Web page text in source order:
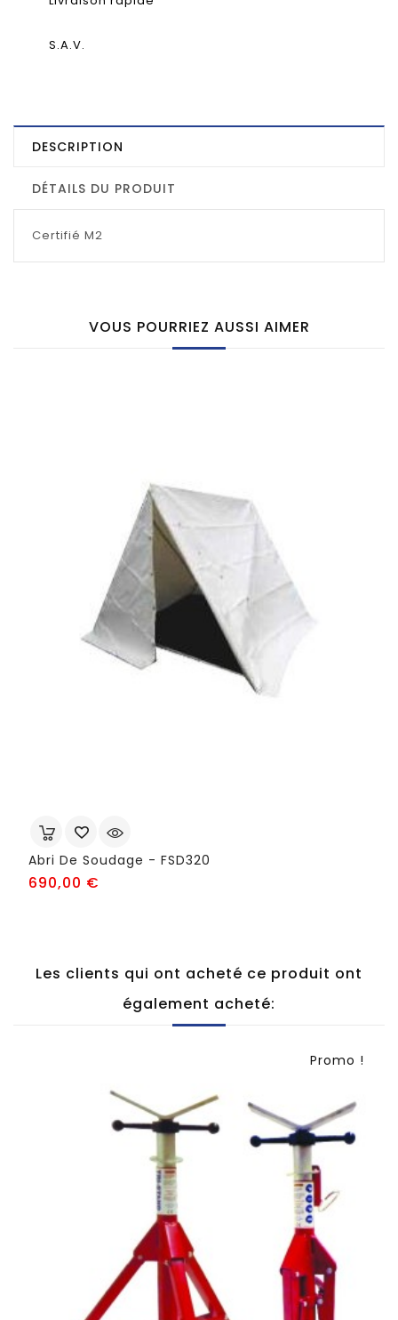
S.A.V.
DESCRIPTION
DÉTAILS DU PRODUIT
Certifié M2
VOUS POURRIEZ AUSSI AIMER
Abri De Soudage - FSD320
690,00 €
Les clients qui ont acheté ce produit ont
également acheté:
Promo !